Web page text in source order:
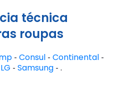
técnica
roupas
- Consul - Continental -
LG - Samsung- .